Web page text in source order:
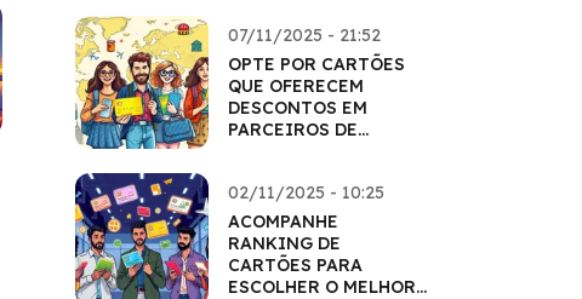
07/11/2025 - 21:52
OPTE POR CARTÕES
QUE OFERECEM
DESCONTOS EM
PARCEIROS DE
02/11/2025 - 10:25
ACOMPANHE
RANKING DE
CARTÕES PARA
ESCOLHER O MELHOR